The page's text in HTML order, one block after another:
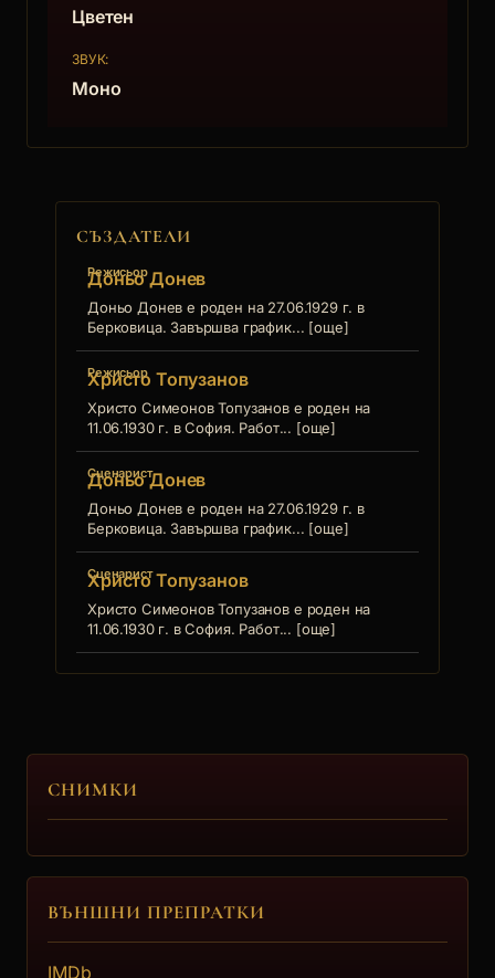
Цветен
ЗВУК:
Моно
СЪЗДАТЕЛИ
Режисьор
Доньо Донев
Доньо Донев е роден на 27.06.1929 г. в
Берковица. Завършва график... [още]
Режисьор
Христо Топузанов
Христо Симеонов Топузанов е роден на
11.06.1930 г. в София. Работ... [още]
Сценарист
Доньо Донев
Доньо Донев е роден на 27.06.1929 г. в
Берковица. Завършва график... [още]
Сценарист
Христо Топузанов
Христо Симеонов Топузанов е роден на
11.06.1930 г. в София. Работ... [още]
СНИМКИ
ВЪНШНИ ПРЕПРАТКИ
IMDb